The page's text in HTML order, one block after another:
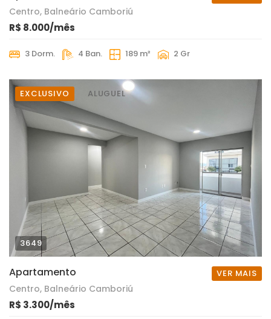
Centro, Balneário Camboriú
R$ 8.000/mês
3 Dorm. 4 Ban. 189 m² 2 Gr
EXCLUSIVO ALUGUEL
3649
Apartamento VER MAIS
Centro, Balneário Camboriú
R$ 3.300/mês